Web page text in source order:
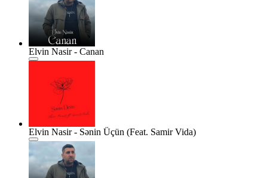
Elvin Nasir - Canan
Elvin Nasir - Sənin Üçün (Feat. Samir Vida)